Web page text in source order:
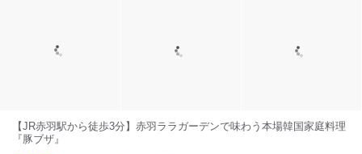
【JR赤羽駅から徒歩3分】赤羽ララガーデンで味わう本場韓国家庭料理
『豚ブザ』